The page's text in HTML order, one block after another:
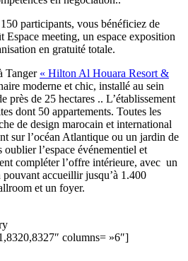
participants, vous bénéficiez de
Espace meeting, un espace exposition
en gratuité totale.
Tanger « Hilton Al Houara Resort &
moderne et chic, installé au sein
près de 25 hectares .. L’établissement
dont 50 appartements. Toutes les
de design marocain et international
sur l’océan Atlantique ou un jardin de
oublier l’espace événementiel et
compléter l’offre intérieure, avec un
accueillir jusqu’à 1.400
et un foyer.
columns= »6″]